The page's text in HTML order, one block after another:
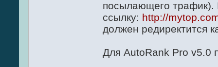
посылающего трафик).
ссылку: http://
должен редиректится
Для AutoRank Pro v5.0